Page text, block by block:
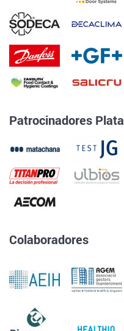
Patrocinadores Plata
Colaboradores